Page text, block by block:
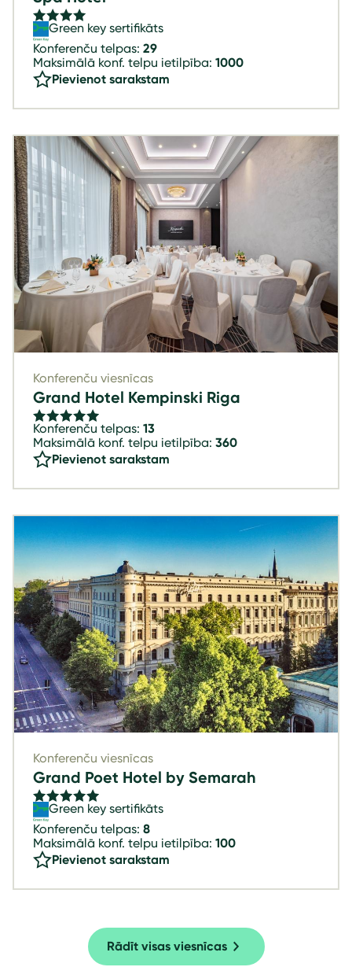
Green key sertifikāts
Konferenču telpas: 29
Maksimālā konf. telpu ietilpība: 1000
Pievienot sarakstam
Konferenču viesnīcas
Grand Hotel Kempinski Riga
Konferenču telpas: 13
Maksimālā konf. telpu ietilpība: 360
Pievienot sarakstam
Konferenču viesnīcas
Grand Poet Hotel by Semarah
Green key sertifikāts
Konferenču telpas: 8
Maksimālā konf. telpu ietilpība: 100
Pievienot sarakstam
Rādīt visas viesnīcas